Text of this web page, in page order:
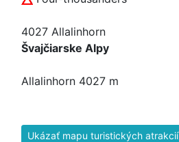
4027 Allalinhorn
Švajčiarske Alpy
Allalinhorn 4027 m
Ukázať mapu turistických atrakcií